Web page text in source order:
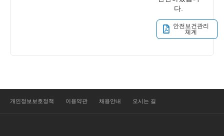
다.
안전보건관리
체계
개인정보보호정책 이용약관 채용안내 오시는 길